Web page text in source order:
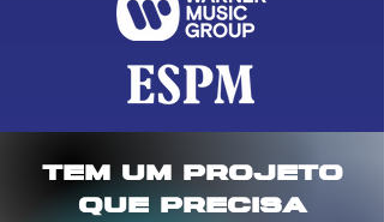
Tem um projeto
que precisa